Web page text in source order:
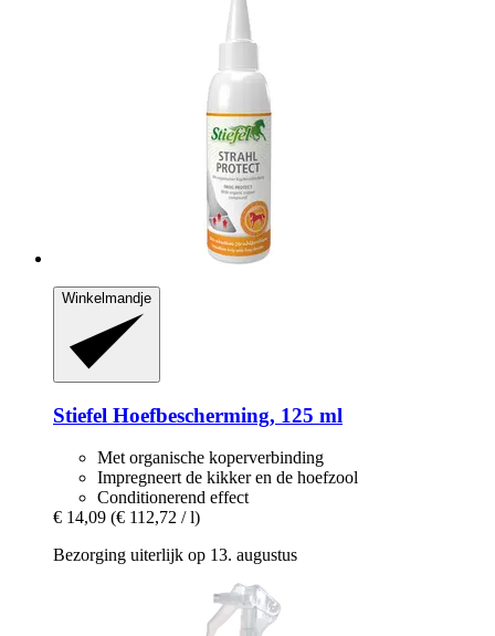
Winkelmandje
Stiefel Hoefbescherming, 125 ml
Met organische koperverbinding
Impregneert de kikker en de hoefzool
Conditionerend effect
€ 14,09 (€ 112,72 / l)
Bezorging uiterlijk op 13. augustus